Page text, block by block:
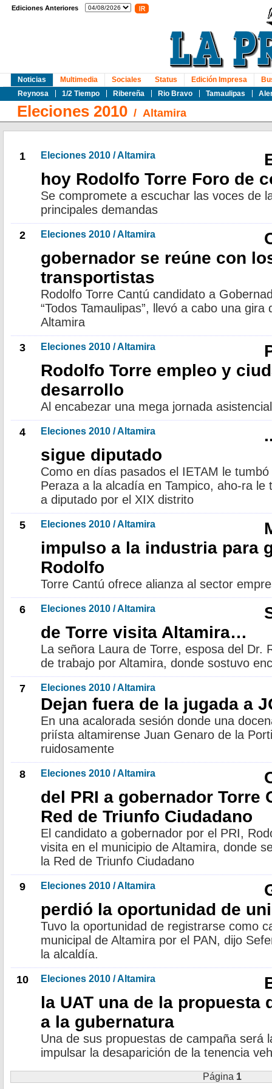
Ediciones Anteriores
Noticias
Reynosa
1/2 Tiempo Ribereña Rio Bravo Tamaulipas
Multimedia Sociales Status Edición Impresa
Eleciones 2010 / Altamira
1 Eleciones 2010 / Altamira
hoy Rodolfo Torre Foro de
Se compromete a escuchar las voces de
principales demandas
2 Eleciones 2010 / Altamira
gobernador se reúne con
transportistas
Rodolfo Torre Cantú candidato a
“Todos Tamaulipas”, llevó a cabo una
Altamira
3 Eleciones 2010 / Altamira
Rodolfo Torre empleo y
desarrollo
Al encabezar una mega jornada
4 Eleciones 2010 / Altamira
sigue diputado
Como en días pasados el IETAM le
Peraza a la alcadía en Tampico, aho-ra
a diputado por el XIX distrito
5 Eleciones 2010 / Altamira
impulso a la industria para
Rodolfo
Torre Cantú ofrece alianza al sector
6 Eleciones 2010 / Altamira
de Torre visita Altamira…
La señora Laura de Torre, esposa del Dr.
de trabajo por Altamira, donde sostuvo
7 Eleciones 2010 / Altamira
Dejan fuera de la jugada a
En una acalorada sesión donde una
priísta altamirense Juan Genaro de la
ruidosamente
8 Eleciones 2010 / Altamira
del PRI a gobernador Torre
Red de Triunfo Ciudadano
El candidato a gobernador por el PRI,
visita en el municipio de Altamira, donde
la Red de Triunfo Ciudadano
9 Eleciones 2010 / Altamira
perdió la oportunidad de
Tuvo la oportunidad de registrarse como
municipal de Altamira por el PAN, dijo
la alcaldía.
10 Eleciones 2010 / Altamira
la UAT una de la propuesta
a la gubernatura
Una de sus propuestas de campaña será
impulsar la desaparición de la tenencia
Página 1